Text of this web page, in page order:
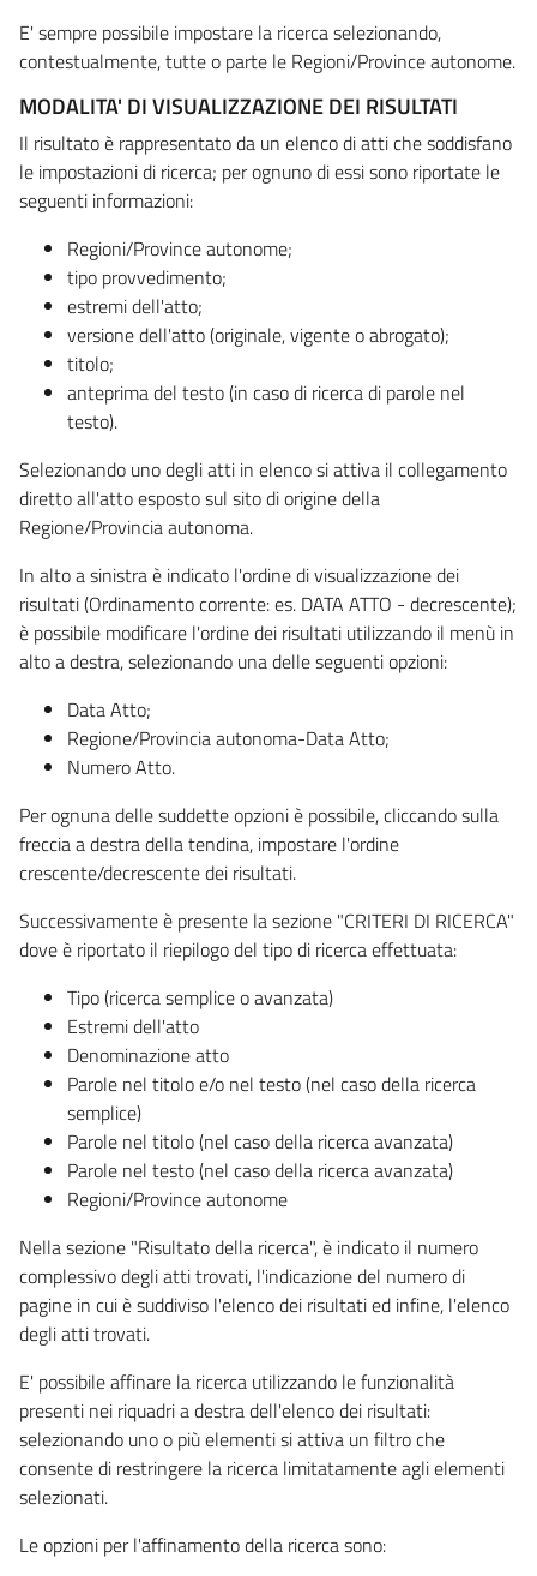
E' sempre possibile impostare la ricerca selezionando,
contestualmente, tutte o parte le Regioni/Province autonome.
MODALITA' DI VISUALIZZAZIONE DEI RISULTATI
Il risultato è rappresentato da un elenco di atti che soddisfano
le impostazioni di ricerca; per ognuno di essi sono riportate le
seguenti informazioni:
Regioni/Province autonome;
tipo provvedimento;
estremi dell'atto;
versione dell'atto (originale, vigente o abrogato);
titolo;
anteprima del testo (in caso di ricerca di parole nel
testo).
Selezionando uno degli atti in elenco si attiva il collegamento
diretto all'atto esposto sul sito di origine della
Regione/Provincia autonoma.
In alto a sinistra è indicato l'ordine di visualizzazione dei
risultati (Ordinamento corrente: es. DATA ATTO - decrescente);
è possibile modificare l'ordine dei risultati utilizzando il menù in
alto a destra, selezionando una delle seguenti opzioni:
Data Atto;
Regione/Provincia autonoma-Data Atto;
Numero Atto.
Per ognuna delle suddette opzioni è possibile, cliccando sulla
freccia a destra della tendina, impostare l'ordine
crescente/decrescente dei risultati.
Successivamente è presente la sezione "CRITERI DI RICERCA"
dove è riportato il riepilogo del tipo di ricerca effettuata:
Tipo (ricerca semplice o avanzata)
Estremi dell'atto
Denominazione atto
Parole nel titolo e/o nel testo (nel caso della ricerca
semplice)
Parole nel titolo (nel caso della ricerca avanzata)
Parole nel testo (nel caso della ricerca avanzata)
Regioni/Province autonome
Nella sezione "Risultato della ricerca", è indicato il numero
complessivo degli atti trovati, l'indicazione del numero di
pagine in cui è suddiviso l'elenco dei risultati ed infine, l'elenco
degli atti trovati.
E' possibile affinare la ricerca utilizzando le funzionalità
presenti nei riquadri a destra dell'elenco dei risultati:
selezionando uno o più elementi si attiva un filtro che
consente di restringere la ricerca limitatamente agli elementi
selezionati.
Le opzioni per l'affinamento della ricerca sono: